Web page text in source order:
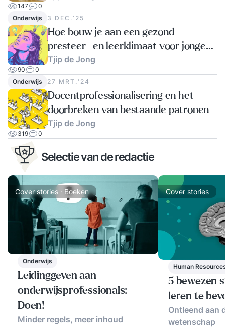
register is gebaseerd op de gedragscode van
NRTO v/h PAEPON. De gedragscode wordt
uitgevoerd door de onafhankelijke organisatie
CPION.
147
0
Onderwijs
3 DEC.‘25
Hoe bouw je aan een gezond
presteer- en leerklimaat voor jonge
professionals?
Tjip de Jong
90
0
Onderwijs
27 MRT.‘24
Docentprofessionalisering en het
doorbreken van bestaande patronen
Tjip de Jong
319 0
Selectie van de redactie
Cover stories · Boeken
Onderwijs
Leidinggeven aan
onderwijsprofessionals:
Doen!
Minder regels, meer inhoud
Cover stories
Human
5 bewezen
leren te
Ontleend aan
wetenschap